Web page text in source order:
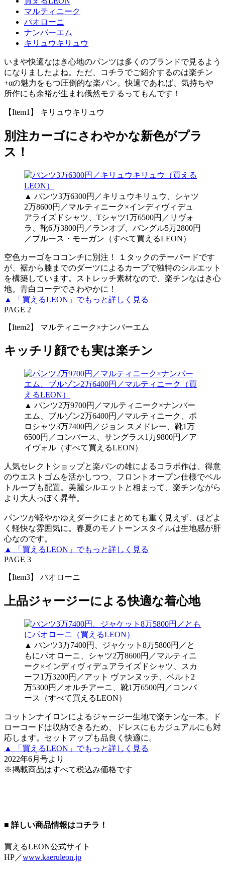
マルティニーク
パオローニ
ナンバーエム
キリュウキリュウ
いまや快適なはき心地のパンツは多くのブランドで見るよう
になりましたよね。ただ、コチラでご紹介するのは楽チン
+αの魅力をもつ圧倒的な楽パン。快適であれば、気持ちや
所作にも余裕が生まれ俄然モテるってもんです！
【Item1】 キリュウキリュウ
別注カーゴにさわやかな新色がプラ
ス！
▲ パンツ3万6300円／キリュウキリュウ、シャツ
2万8600円／マルティニーク×インディヴィデュ
アライズドシャツ、Tシャツ1万6500円／リヴォ
ラ、靴6万3800円／ランオブ、バングル5万2800円
／ブルース・モーガン（すべて買えるLEON）
空色カーゴをココンチに別注！ １タックのテーパードです
が、裾から膝までのダーツによるカーブで独特のシルエット
を構築しています。ストレッチ素材なので、楽チンなはき心
地。青白コーデでさわやかに！
▲ 「買えるLEON」でもっと詳しく見る
PAGE 2
【Item2】 マルティニーク×ナンバーエム
キッチリ顔でも実は楽チン
▲ パンツ2万9700円／マルティニーク×ナンバー
エム、ブルゾン2万6400円／マルティニーク、ポ
ロシャツ3万7400円／ジョン スメドレー、靴1万
6500円／コンバース、サングラス1万9800円／ア
イヴォル（すべて買えるLEON）
人気セレクトショップと楽パンの雄によるコラボ作は、得意
のウエストゴムを活かしつつ、フロントオープン仕様でベル
トループも配置。美麗シルエットと相まって、楽チンながら
より大人っぽく昇華。
パンツが軽やかゆえダークにまとめても重く見えず、ほどよ
く軽快な雰囲気に。春夏のモノトーンスタイルは生地感が肝
心なのです。
▲ 「買えるLEON」でもっと詳しく見る
PAGE 3
【Item3】 パオローニ
上品ジャージーによる快適な着心地
▲ パンツ3万7400円、ジャケット8万5800円／と
もにパオローニ、シャツ2万8600円／マルティニ
ーク×インディヴィデュアライズドシャツ、スカ
ーフ1万3200円／アット ヴァンヌッチ、ベルト2
万5300円／オルチアーニ、靴1万6500円／コンバ
ース（すべて買えるLEON）
コットンナイロンによるジャージー生地で楽チンな一本。ド
ローコードは収納できるため、ドレスにもカジュアルにも対
応します。セットアップも品良く快適に。
▲ 「買えるLEON」でもっと詳しく見る
2022年6月号より
※掲載商品はすべて税込み価格です
■ 詳しい商品情報はコチラ！
買えるLEON公式サイト
HP／www.kaeruleon.jp